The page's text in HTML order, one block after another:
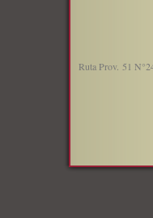
Ruta Prov. 51